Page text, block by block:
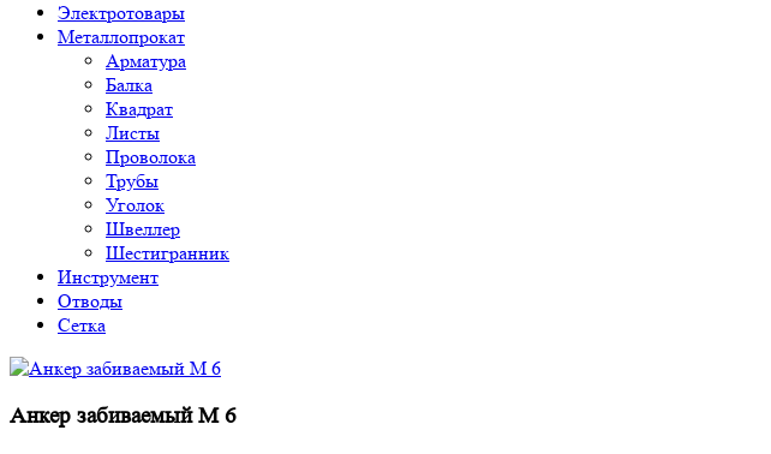
Электротовары
Металлопрокат
Арматура
Балка
Квадрат
Листы
Проволока
Трубы
Уголок
Швеллер
Шестигранник
Инструмент
Отводы
Сетка
Анкер забиваемый М 6